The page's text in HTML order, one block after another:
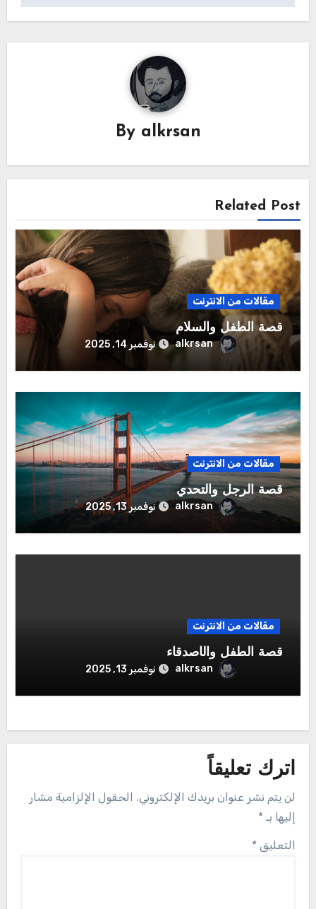
By alkrsan
Related Post
مقالات من الانترنت
قصة الطفل والسلام
alkrsan نوفمبر 14, 2025
مقالات من الانترنت
قصة الرجل والتحدي
alkrsan نوفمبر 13, 2025
مقالات من الانترنت
قصة الطفل والأصدقاء
alkrsan نوفمبر 13, 2025
اترك تعليقاً
لن يتم نشر عنوان بريدك الإلكتروني. الحقول الإلزامية مشار
إليها بـ *
التعليق *